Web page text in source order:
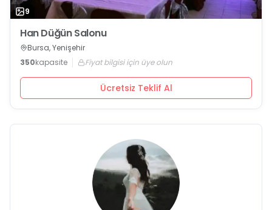
9
Han Düğün Salonu
Bursa, Yenişehir
350kapasite Fiyat bilgisi için üye olun
Ücretsiz Teklif Al